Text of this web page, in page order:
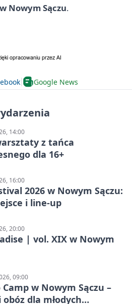
Nowym Sączu.
Google News
14:00
z tańca
dla 16+
16:00
2026 w Nowym Sączu:
i line-up
20:00
| vol. XIX w Nowym
09:00
Camp w Nowym Sączu –
obóz dla młodych